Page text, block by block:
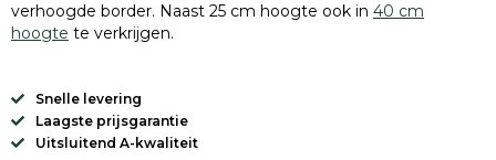
verhoogde border. Naast 25 cm hoogte ook in 40 cm
hoogte te verkrijgen.
Snelle levering
Laagste prijsgarantie
Uitsluitend A-kwaliteit